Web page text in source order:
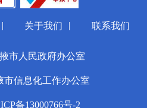
| 关于我们 | 联系我们
市人民政府办公室
市信息化工作办公室
备13000766号-2